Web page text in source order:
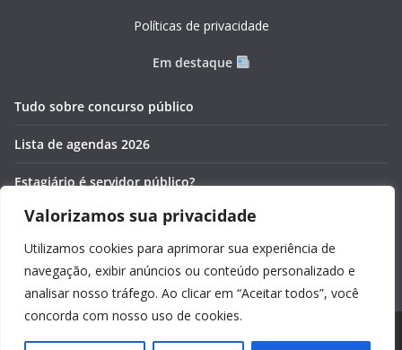
Valorizamos sua privacidade
Utilizamos cookies para aprimorar sua experiência de
navegação, exibir anúncios ou conteúdo personalizado e
analisar nosso tráfego. Ao clicar em “Aceitar todos”, você
concorda com nosso uso de cookies.
Políticas de privacidade
Em destaque
Tudo sobre concurso público
Lista de agendas 2026
Estagiário é servidor público?
Pós-graduação gratuita 2026
Cronômetros online e gratuitos
Copyright © 2026Guia Foco . Todos os direitos reservados.